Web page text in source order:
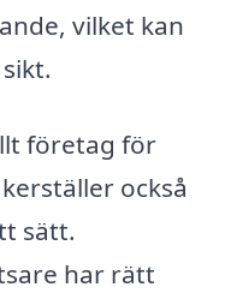
vilket kan
företag för
också
sätt.
har rätt